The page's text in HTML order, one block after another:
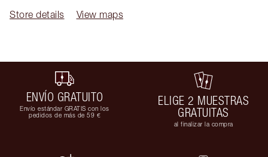
Store details
View maps
ENVÍO GRATUITO
Envío estándar GRATIS con los
pedidos de más de 59 €
ELIGE 2 MUESTRAS
GRATUITAS
al finalizar la compra